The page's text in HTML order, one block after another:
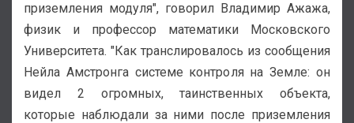
приземления модуля", говорил Владимир Ажажа,
физик и профессор математики Московского
Университета. "Как транслировалось из сообщения
Нейла Амстронга системе контроля на Земле: он
видел 2 огромных, таинственных объекта,
которые наблюдали за ними после приземления